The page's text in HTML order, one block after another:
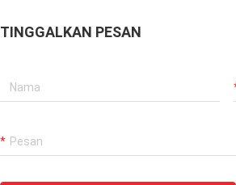
TINGGALKAN PESAN